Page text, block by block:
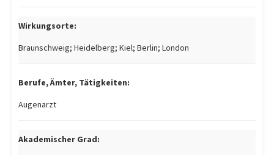
Wirkungsorte:
Braunschweig; Heidelberg; Kiel; Berlin; London
Berufe, Ämter, Tätigkeiten:
Augenarzt
Akademischer Grad: